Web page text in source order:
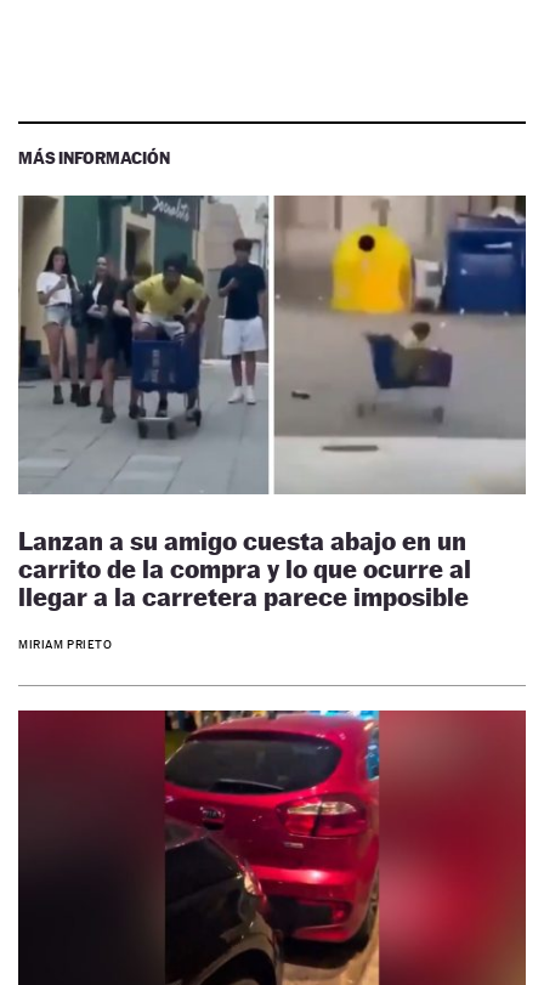
MÁS INFORMACIÓN
Lanzan a su amigo cuesta abajo en un
carrito de la compra y lo que ocurre al
llegar a la carretera parece imposible
MIRIAM PRIETO